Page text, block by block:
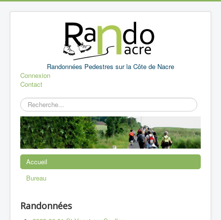
Randonnées Pedestres sur la Côte de Nacre
Connexion
Contact
Rechercher
Accueil
Bureau
Randonnées